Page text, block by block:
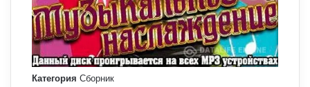
Категория Сборник